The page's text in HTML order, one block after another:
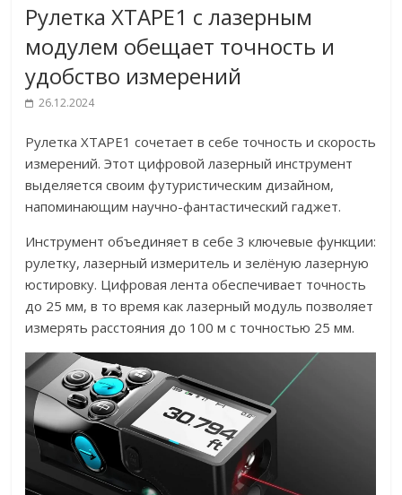
Рулетка XTAPE1 с лазерным
модулем обещает точность и
удобство измерений
26.12.2024
Рулетка XTAPE1 сочетает в себе точность и скорость
измерений. Этот цифровой лазерный инструмент
выделяется своим футуристическим дизайном,
напоминающим научно-фантастический гаджет.
Инструмент объединяет в себе 3 ключевые функции:
рулетку, лазерный измеритель и зелёную лазерную
юстировку. Цифровая лента обеспечивает точность
до 25 мм, в то время как лазерный модуль позволяет
измерять расстояния до 100 м с точностью 25 мм.